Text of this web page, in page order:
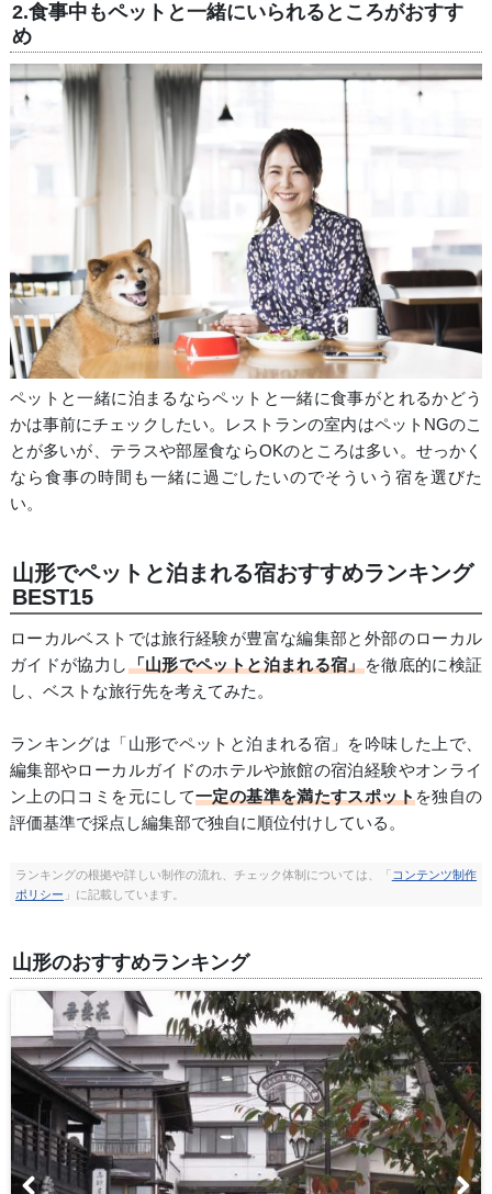
2.食事中もペットと一緒にいられるところがおすす
め
ペットと一緒に泊まるならペットと一緒に食事がとれるかどう
かは事前にチェックしたい。レストランの室内はペットNGのこ
とが多いが、テラスや部屋食ならOKのところは多い。せっかく
なら食事の時間も一緒に過ごしたいのでそういう宿を選びた
い。
山形でペットと泊まれる宿おすすめランキング
BEST15
ローカルベストでは旅行経験が豊富な編集部と外部のローカル
ガイドが協力し「山形でペットと泊まれる宿」を徹底的に検証
し、ベストな旅行先を考えてみた。
ランキングは「山形でペットと泊まれる宿」を吟味した上で、
編集部やローカルガイドのホテルや旅館の宿泊経験やオンライ
ン上の口コミを元にして一定の基準を満たすスポットを独自の
評価基準で採点し編集部で独自に順位付けしている。
ランキングの根拠や詳しい制作の流れ、チェック体制については、「 コンテンツ制作
ポリシー 」に記載しています。
山形のおすすめランキング